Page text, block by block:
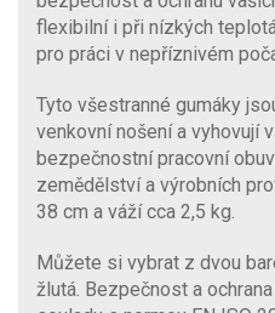
flexibilní i při nízkých
pro práci v nepříznivém
Tyto všestranné gumáky
venkovní nošení a vyhovují
bezpečnostní pracovní
zemědělství a výrobních
38 cm a váží cca 2,5 kg.
Můžete si vybrat z dvou
žlutá. Bezpečnost a